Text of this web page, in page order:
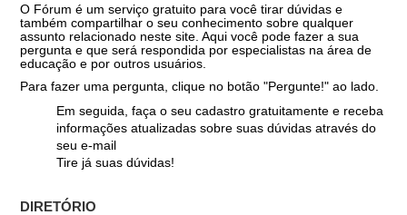
O Fórum é um serviço gratuito para você tirar dúvidas e
também compartilhar o seu conhecimento sobre qualquer
assunto relacionado neste site. Aqui você pode fazer a sua
pergunta e que será respondida por especialistas na área de
educação e por outros usuários.
Para fazer uma pergunta, clique no botão "Pergunte!" ao lado.
Em seguida, faça o seu cadastro gratuitamente e receba
informações atualizadas sobre suas dúvidas através do
seu e-mail
Tire já suas dúvidas!
DIRETÓRIO